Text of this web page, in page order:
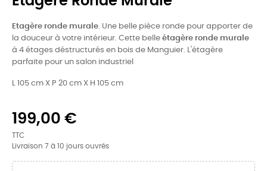
Etagère ronde murale. Une belle pièce ronde pour apporter de
la douceur à votre intérieur. Cette belle étagère ronde murale
à 4 étages déstructurés en bois de Manguier. L'étagère
parfaite pour un salon industriel
L 105 cm X P 20 cm X H 105 cm
199,00 €
TTC
Livraison 7 à 10 jours ouvrés